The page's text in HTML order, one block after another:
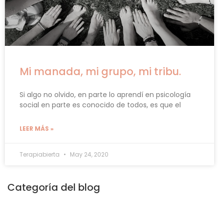
Mi manada, mi grupo, mi tribu.
Si algo no olvido, en parte lo aprendí en psicología
social en parte es conocido de todos, es que el
LEER MÁS »
Terapiabierta May 24, 2020
Categoría del blog